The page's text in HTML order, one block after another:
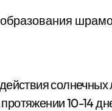
образования
солнечных
10-14